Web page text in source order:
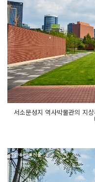
서소문성지 역사박물관의 지